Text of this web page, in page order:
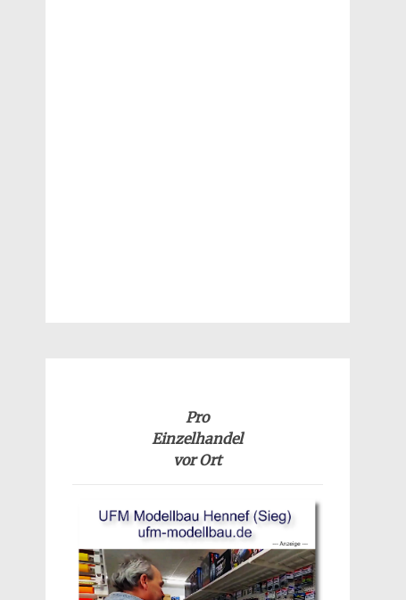
Pro
Einzelhandel
vor Ort